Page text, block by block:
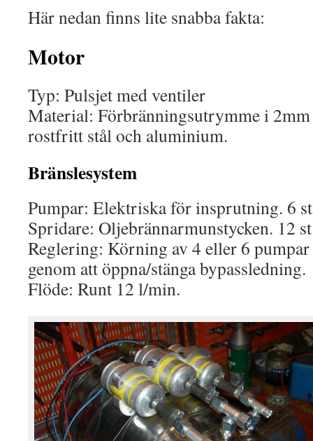
Här nedan finns lite snabba fakta:
Motor
Typ: Pulsjet med ventiler
Material: Förbränningsutrymme i
rostfritt stål och aluminium.
Bränslesystem
Pumpar: Elektriska för insprutning. 6
Spridare: Oljebrännarmunstycken. 12
Reglering: Körning av 4 eller 6
genom att öppna/stänga bypassledning.
Flöde: Runt 12 l/min.